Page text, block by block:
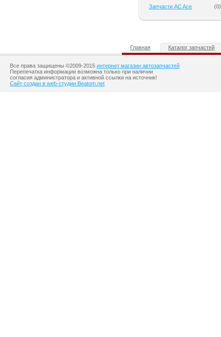
Запчасти AC Ace (0)
Главная Каталог запчастей
Все права защищены ©2009-2015 интернет магазин автозапчастей
Перепечатка информации возможна только при наличии
согласия администратора и активной ссылки на источник!
Сайт создан в web-студии Beatom.net